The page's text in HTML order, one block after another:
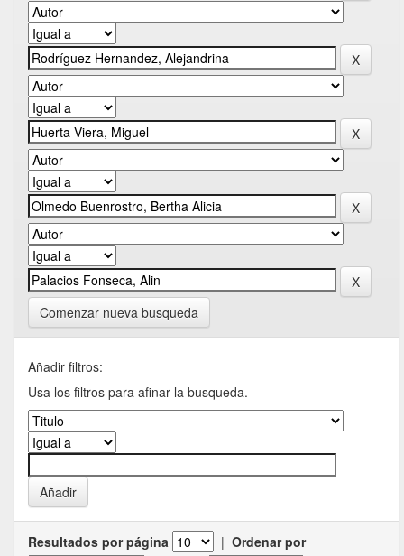
Comenzar nueva busqueda
Añadir filtros:
Usa los filtros para afinar la busqueda.
Resultados por página | Ordenar por